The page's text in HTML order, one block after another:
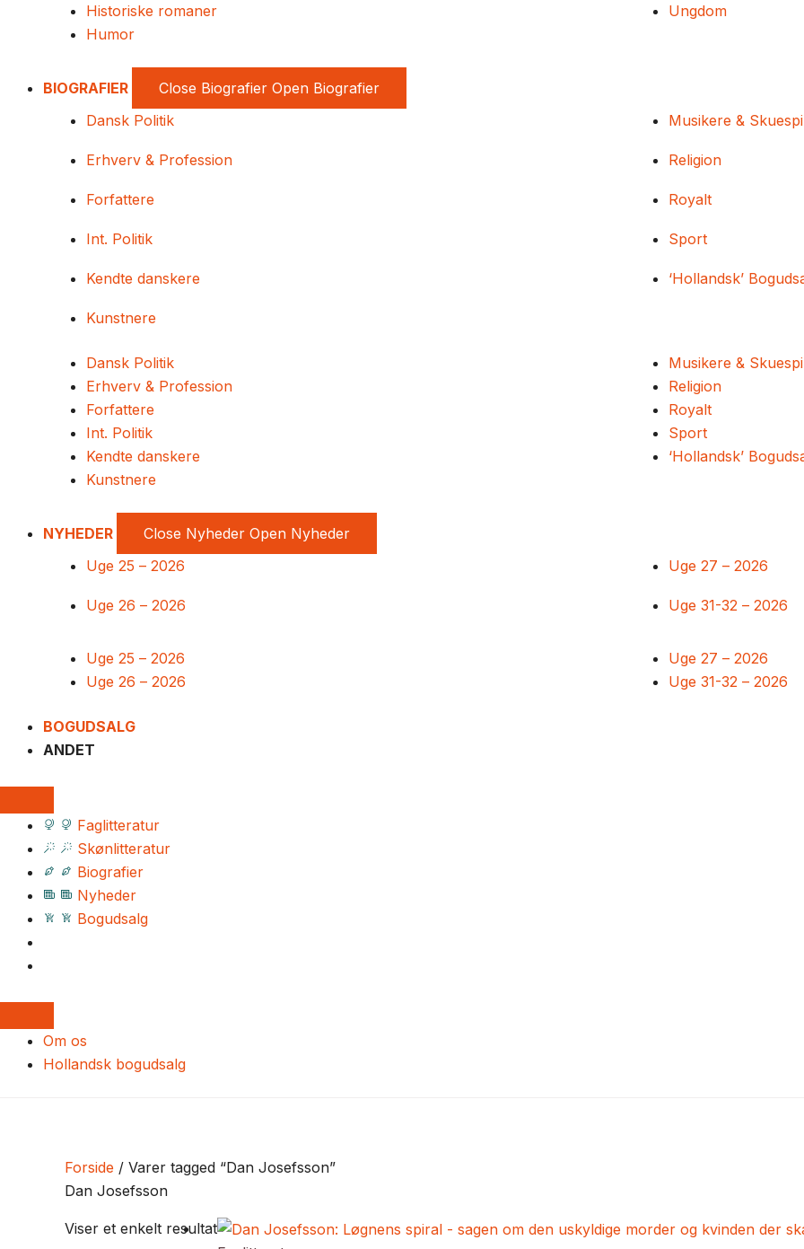
Historiske romaner
Humor
Ungdom
BIOGRAFIER Close Biografier Open Biografier
Dansk Politik
Erhverv & Profession
Forfattere
Int. Politik
Kendte danskere
Kunstnere
Musikere &
Religion
Royalt
Sport
‘Hollandsk’
Dansk Politik
Erhverv & Profession
Forfattere
Int. Politik
Kendte danskere
Kunstnere
Musikere &
Religion
Royalt
Sport
‘Hollandsk’
NYHEDER Close Nyheder Open Nyheder
Uge 25 – 2026
Uge 26 – 2026
Uge 27 – 2026
Uge 31-32 – 2026
Uge 25 – 2026
Uge 26 – 2026
Uge 27 – 2026
Uge 31-32 – 2026
BOGUDSALG
ANDET
Faglitteratur
Skønlitteratur
Biografier
Nyheder
Bogudsalg
Om os
Hollandsk bogudsalg
Forside / Varer tagged “Dan Josefsson”
Dan Josefsson
Viser et enkelt resultat